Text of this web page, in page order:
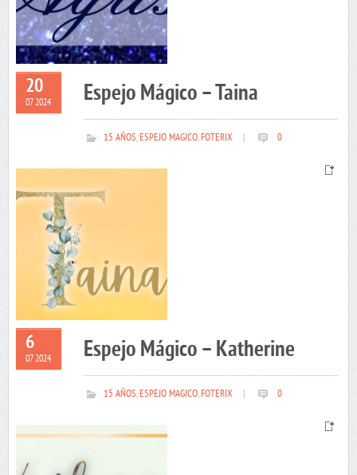
20
07 2024 Espejo Mágico – Taina
15 AÑOS,ESPEJO MAGICO,FOTERIX 0
6
07 2024 Espejo Mágico – Katherine
15 AÑOS,ESPEJO MAGICO,FOTERIX 0